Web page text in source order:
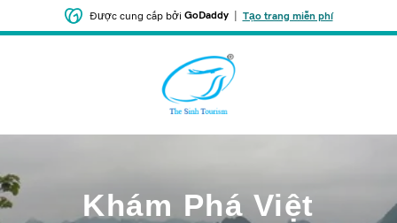
Được cung cấp bởi GoDaddy| Tạo trang miễn phí
Khám Phá Việt